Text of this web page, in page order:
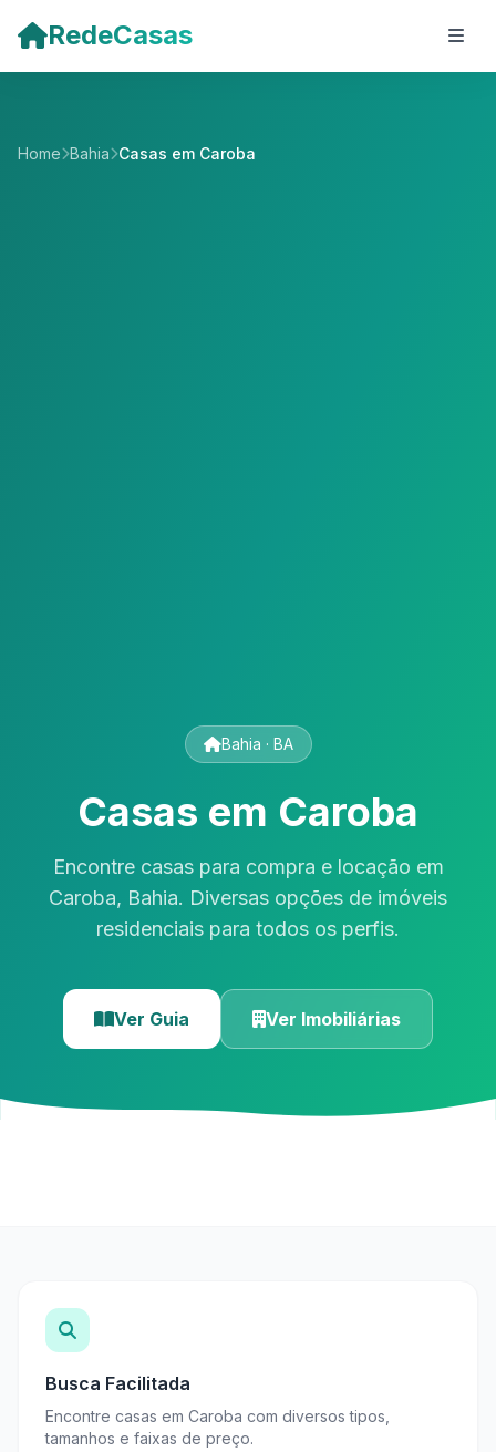
RedeCasas
Home Bahia Casas em Caroba
Bahia · BA
Casas em Caroba
Encontre casas para compra e locação em
Caroba, Bahia. Diversas opções de imóveis
residenciais para todos os perfis.
Ver Guia Ver Imobiliárias
Busca Facilitada
Encontre casas em Caroba com diversos tipos,
tamanhos e faixas de preço.